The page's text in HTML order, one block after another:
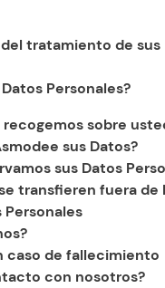
tratamiento de sus
Personales?
recogemos sobre
sus Datos?
sus Datos
transfieren fuera de
Personales
caso de fallecimiento
con nosotros?